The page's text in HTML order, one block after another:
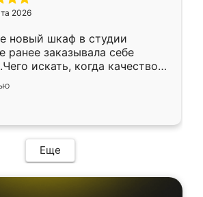
2026
новый шкаф в студии
ранее заказывала себе
искать, когда качеством
Служит кухня уже почти
нет.
Еще